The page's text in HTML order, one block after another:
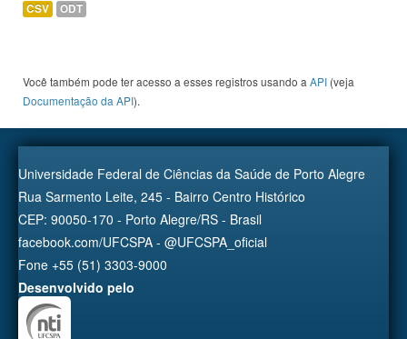
CSV ODT
Você também pode ter acesso a esses registros usando a API (veja
Documentação da API).
Universidade Federal de Ciências da Saúde de Porto Alegre
Rua Sarmento Leite, 245 - Bairro Centro Histórico
CEP: 90050-170 - Porto Alegre/RS - Brasil
facebook.com/UFCSPA - @UFCSPA_oficial
Fone +55 (51) 3303-9000
Desenvolvido pelo